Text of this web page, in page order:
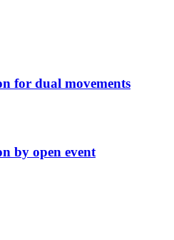
for dual movements
by open event